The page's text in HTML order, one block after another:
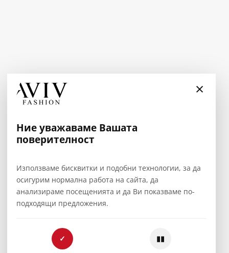
×
Ние уважаваме Вашата
поверителност
Използваме бисквитки и подобни технологии, за да
осигурим нормална работа на сайта, да
анализираме посещенията и да Ви показваме по-
подходящи предложения.
✓ ▮▮